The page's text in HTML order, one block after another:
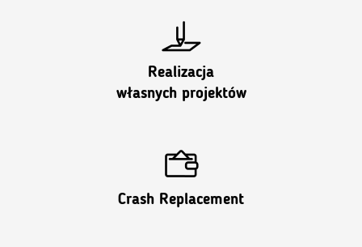
Realizacja
własnych projektów
Crash Replacement